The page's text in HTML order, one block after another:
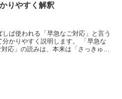
りやすく解釈
ば使われる「早急なご対応」と言う
かりやすく説明します。 「早急な
応」の読みは、本来は「さっきゅう